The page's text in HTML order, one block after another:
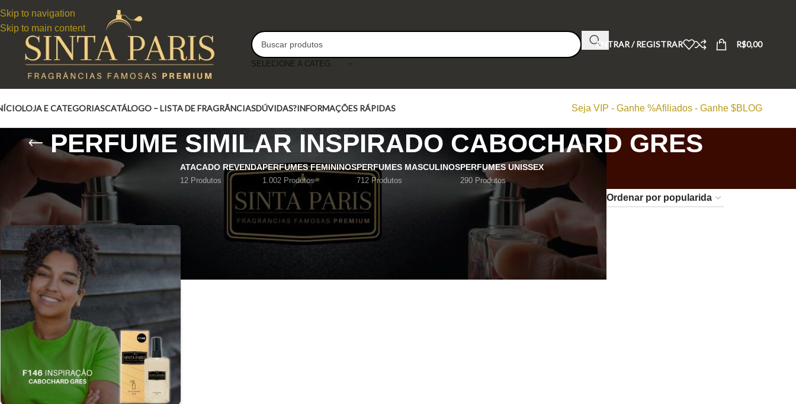
Skip to navigation
Skip to main content
SELECIONE A CATEGORIA
ENTRAR / REGISTRAR R$0,00
LOJA E CATEGORIASCATÁLOGO – LISTA DE FRAGRÂNCIASDÚVIDAS?INFORMAÇÕES RÁPIDAS Seja VIP - Ganhe %Afiliados - Ganhe $BLOG
PERFUME SIMILAR INSPIRADO CABOCHARD GRES
ATACADO REVENDA
12 Produtos
PERFUMES FEMININOS
1.002 Produtos
PERFUMES MASCULINOS
712 Produtos
PERFUMES UNISSEX
290 Produtos
PERFUME CABOCHARD GRES Mostrar 9 12 18 24